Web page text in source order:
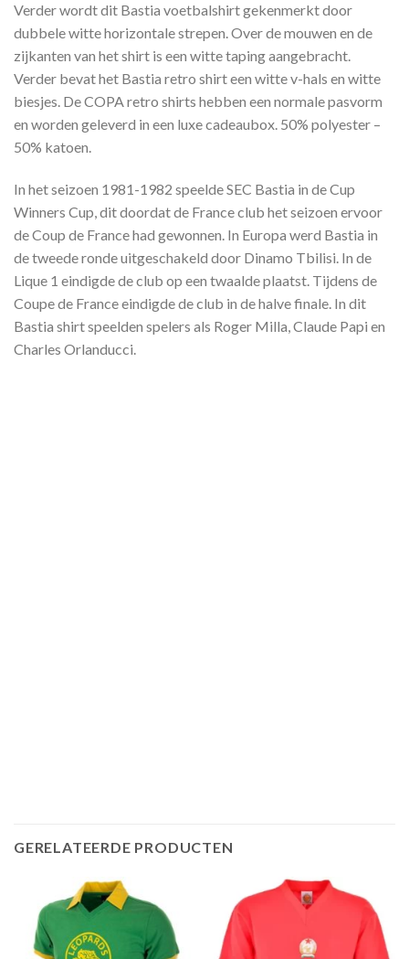
Verder wordt dit Bastia voetbalshirt gekenmerkt door
dubbele witte horizontale strepen. Over de mouwen en de
zijkanten van het shirt is een witte taping aangebracht.
Verder bevat het Bastia retro shirt een witte v-hals en witte
biesjes. De COPA retro shirts hebben een normale pasvorm
en worden geleverd in een luxe cadeaubox. 50% polyester –
50% katoen.
In het seizoen 1981-1982 speelde SEC Bastia in de Cup
Winners Cup, dit doordat de France club het seizoen ervoor
de Coup de France had gewonnen. In Europa werd Bastia in
de tweede ronde uitgeschakeld door Dinamo Tbilisi. In de
Lique 1 eindigde de club op een twaalde plaatst. Tijdens de
Coupe de France eindigde de club in de halve finale. In dit
Bastia shirt speelden spelers als Roger Milla, Claude Papi en
Charles Orlanducci.
GERELATEERDE PRODUCTEN